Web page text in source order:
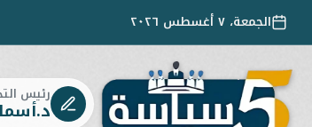
الجمعة، ٧ أغسطس ٢٠٢٦
رئيس